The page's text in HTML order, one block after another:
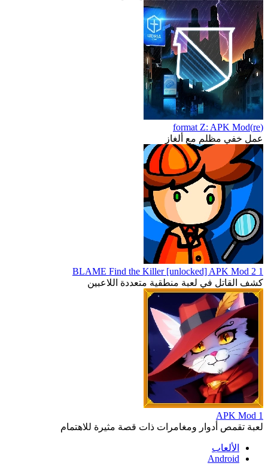
(re)format Z: APK Mod
عمل خفي مظلم مع ألغاز
1 2 BLAME Find the Killer [unlocked] APK Mod
كشف القاتل في لعبة منطقية متعددة اللاعبين
1 APK Mod
لعبة تقمص أدوار ومغامرات ذات قصة مثيرة للاهتمام
الألعاب
Android